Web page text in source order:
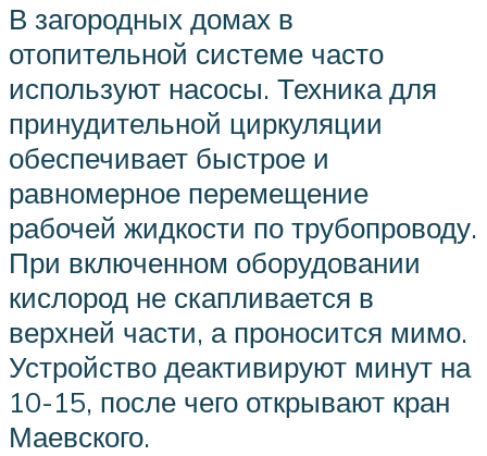
В загородных домах в
отопительной системе часто
используют насосы. Техника для
принудительной циркуляции
обеспечивает быстрое и
равномерное перемещение
рабочей жидкости по трубопроводу.
При включенном оборудовании
кислород не скапливается в
верхней части, а проносится мимо.
Устройство деактивируют минут на
10-15, после чего открывают кран
Маевского.